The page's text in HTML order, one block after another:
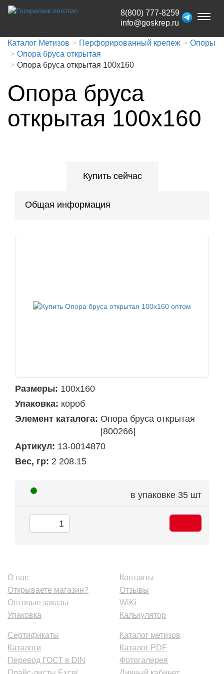
Toggle
8(800) 777-8259
info@goskrep.ru
Каталог Метизов Перфорированный крепеж
Опоры
Опора бруса открытая
Опора бруса открытая 100х160
Опора бруса
открытая 100х160
Купить сейчас
Общая информация
Размеры: 100х160
Упаковка: короб
Элемент каталога: Опора бруса открытая
[800266]
Артикул: 13-0014870
Вес, гр: 2 208.15
в упаковке 35 шт
О нас
Открываете магазин?
Оптовые заказы
Упаковка
Контакты
Отзывы
WiKi
Калькулятор
Сертификаты
Каталоги
Перевод ГОСТ в DIN
Каталог метизов
Каталог PDF
Фотогалерея